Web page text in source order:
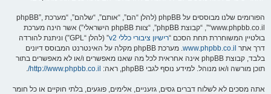
הפורומים שלנו מבוססים על phpBB (להלן “הם”, “אותם”, “שלהם”, “מערכת phpBB”,
“www.phpbb.co.il”, “קבוצת phpBB”, “צוות phpBB הישראלי”) אשר הינה מערכת
בולטיין המשוחררת תחת הסכם “רישיון ציבורי כללי v2
” (להלן “GPL”) וניתנת להורדה
דרך אתר www.phpbb.co.il
. מערכת phpBB מקלה על האינטרנט המבוסס דיונים
בלבד, קבוצת phpBB אינה אחראית לכל מה שאנו מאפשרים ו/או לא מאפשרים בתור
תוכן מורשה ו/או מנוהל. למידע נוסף לגבי phpBB, ראה:
http://www.phpbb.co.il/
.
אתה מסכים לא לשלוח דברים גסים, גזעניים, אלימים, פוגעים, בלתי חוקיים או כל חומר